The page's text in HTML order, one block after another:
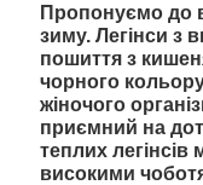
Пропонуємо до
зиму. Легінси з
пошиття з
чорного
жіночого
приємний на
теплих легінсів
високими